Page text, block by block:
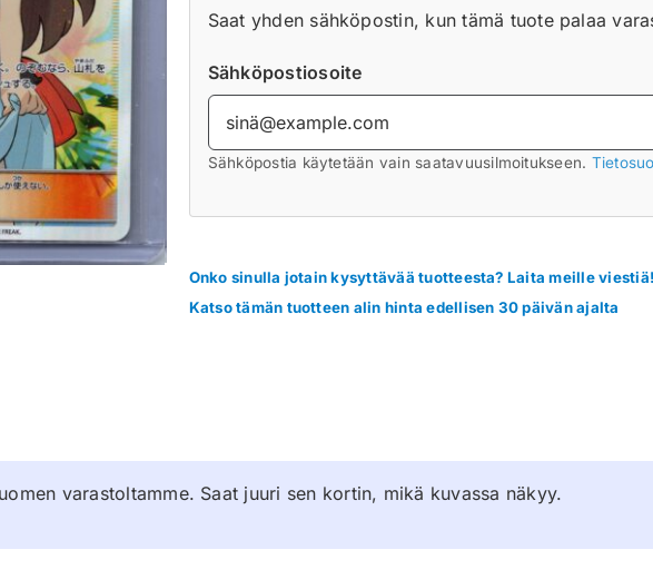
Saat yhden sähköpostin, kun tämä tuote palaa
Sähköpostiosoite
Sähköpostia käytetään vain saatavuusilmoitukseen.
Onko sinulla jotain kysyttävää tuotteesta? Laita meille
Katso tämän tuotteen alin hinta edellisen 30 päivän ajalta
varastoltamme. Saat juuri sen kortin, mikä kuvassa näkyy.